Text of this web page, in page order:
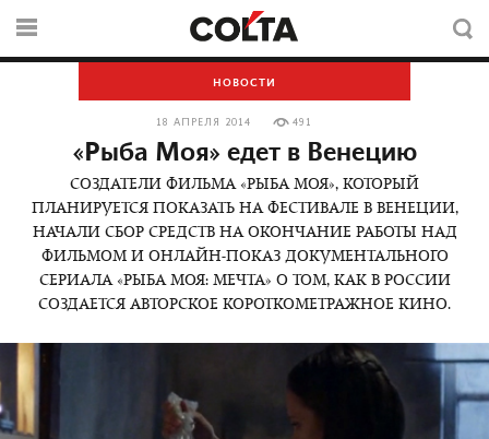
НОВОСТИ
18 АПРЕЛЯ 2014 491
«Рыба Моя» едет в Венецию
СОЗДАТЕЛИ ФИЛЬМА «РЫБА МОЯ», КОТОРЫЙ
ПЛАНИРУЕТСЯ ПОКАЗАТЬ НА ФЕСТИВАЛЕ В ВЕНЕЦИИ,
НАЧАЛИ СБОР СРЕДСТВ НА ОКОНЧАНИЕ РАБОТЫ НАД
ФИЛЬМОМ И ОНЛАЙН-ПОКАЗ ДОКУМЕНТАЛЬНОГО
СЕРИАЛА «РЫБА МОЯ: МЕЧТА» О ТОМ, КАК В РОССИИ
СОЗДАЕТСЯ АВТОРСКОЕ КОРОТКОМЕТРАЖНОЕ КИНО.